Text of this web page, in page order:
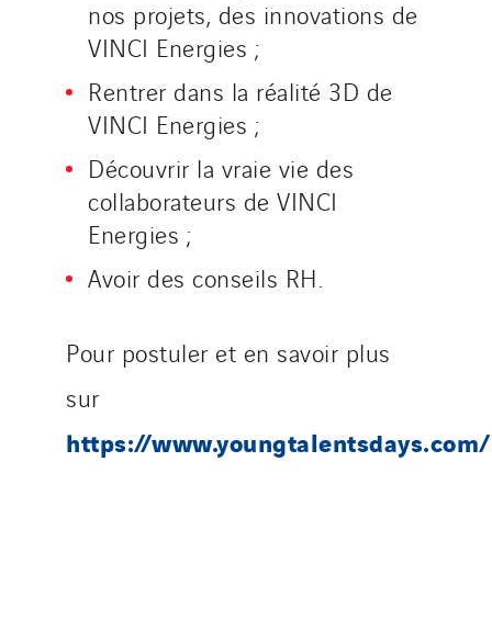
nos projets, des innovations de
VINCI Energies ;
Rentrer dans la réalité 3D de
VINCI Energies ;
Découvrir la vraie vie des
collaborateurs de VINCI
Energies ;
Avoir des conseils RH.
Pour postuler et en savoir plus
sur
https://www.youngtalentsdays.com/
Tunzini Grand Ouest
Tunzini Maintenance Nucléaire
TUNZINI Nucléaire
Tunzini Paris
Tunzini Toulouse
Tunzini Troyes
Twyver
Uxello
Valentin
VINCI Stiftung